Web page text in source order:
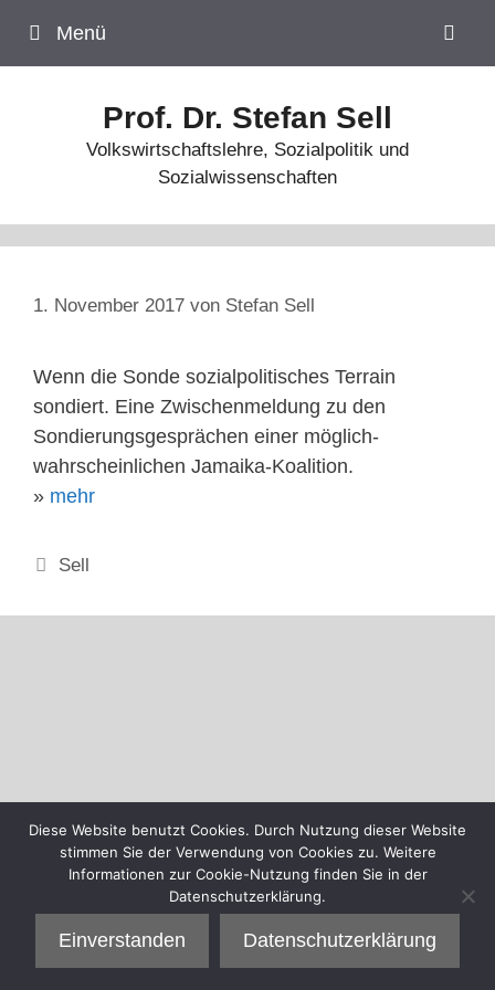
Inhalt
springen
Menü
Prof. Dr. Stefan Sell
Volkswirtschaftslehre, Sozialpolitik und
Sozialwissenschaften
1. November 2017 von Stefan Sell
Wenn die Sonde sozialpolitisches Terrain
sondiert. Eine Zwischenmeldung zu den
Sondierungsgesprächen einer möglich-
wahrscheinlichen Jamaika-Koalition.
» mehr
Kategorien
Sell
Diese Website benutzt Cookies. Durch Nutzung dieser Website
stimmen Sie der Verwendung von Cookies zu. Weitere
Informationen zur Cookie-Nutzung finden Sie in der
Datenschutzerklärung.
Einverstanden Datenschutzerklärung